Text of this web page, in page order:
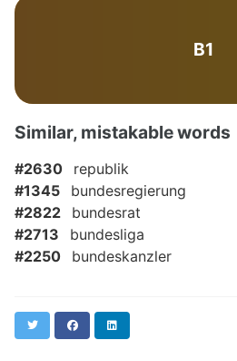
B1
Similar, mistakable words
#2630
republik
#1345
bundesregierung
#2822
bundesrat
#2713
bundesliga
#2250
bundeskanzler
Twitter Facebook